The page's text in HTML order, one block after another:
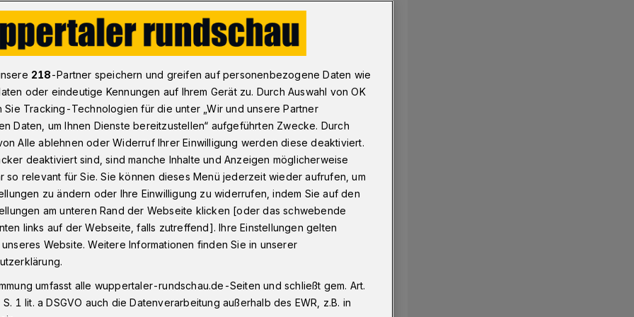
Rennsport: Silber für Wuppertal-Bochumer Zweiercanadier
Bochumer
und -sportler sowie
Wuppertal (KSG) reisten
zur 34. Brandenburger
traditionell starken ostdeutschen
218-Partner speichern und greifen auf personenbezogene Daten wie
oder eindeutige Kennungen auf Ihrem Gerät zu. Durch Auswahl von OK
Sie Tracking-Technologien für die unter „Wir und unsere Partner
Daten, um Ihnen Dienste bereitzustellen“ aufgeführten Zwecke. Durch
Alle ablehnen oder Widerruf Ihrer Einwilligung werden diese deaktiviert.
deaktiviert sind, sind manche Inhalte und Anzeigen möglicherweise
so relevant für Sie. Sie können dieses Menü jederzeit wieder aufrufen, um
zu ändern oder Ihre Einwilligung zu widerrufen, indem Sie auf den
am unteren Rand der Webseite klicken [oder das schwebende
links auf der Webseite, falls zutreffend]. Ihre Einstellungen gelten
Website. Weitere Informationen finden Sie in unserer
umfasst alle wuppertaler-rundschau.de-Seiten und schließt gem. Art.
1 lit. a DSGVO auch die Datenverarbeitung außerhalb des EWR, z.B. in